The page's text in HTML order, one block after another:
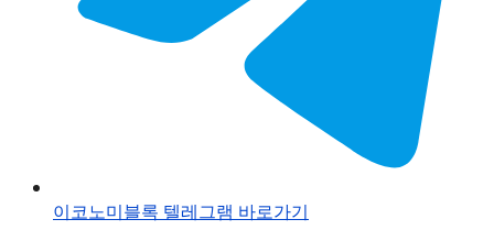
이코노미블록 텔레그램 바로가기